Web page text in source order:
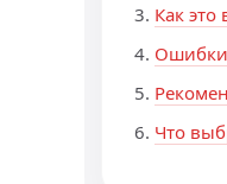
Как это
Что